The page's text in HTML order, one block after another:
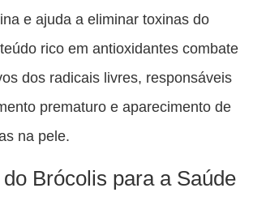
e ajuda a eliminar toxinas do
rico em antioxidantes combate
dos radicais livres, responsáveis
prematuro e aparecimento de
na pele.
Brócolis para a Saúde